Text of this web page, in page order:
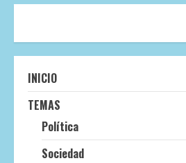
INICIO
TEMAS
Política
Sociedad